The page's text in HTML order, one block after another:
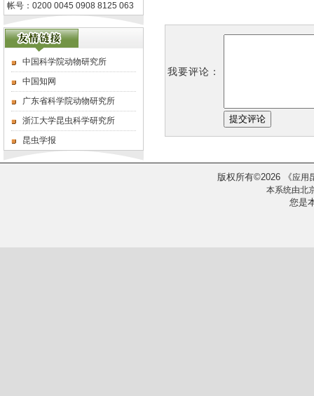
帐号：0200 0045 0908 8125 063
中国科学院动物研究所
中国知网
广东省科学院动物研究所
浙江大学昆虫科学研究所
昆虫学报
我要评论：
版权所有©2026 《应用
本系统由北
您是